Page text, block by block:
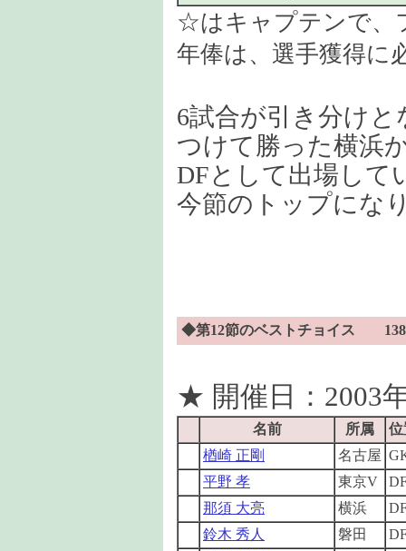
☆はキャプテンで、
年俸は、選手獲得に
6試合が引き分け
つけて勝った横浜
DFとして出場して
今節のトップにな
◆第12節のベストチョイス
★ 開催日：2003
名前 所属
位
楢崎 正剛
名古屋
平野 孝
東京V
那須 大亮
横浜
鈴木 秀人
磐田